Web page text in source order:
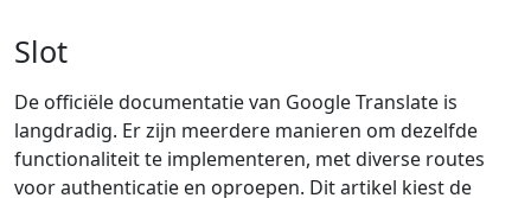
Slot
De officiële documentatie van Google Translate is
langdradig. Er zijn meerdere manieren om dezelfde
functionaliteit te implementeren, met diverse routes
voor authenticatie en oproepen. Dit artikel kiest de